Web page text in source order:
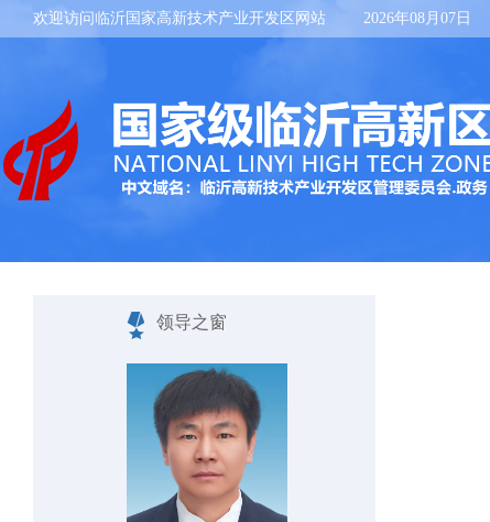
欢迎访问临沂国家高新技术产业开发区网站 2026年08月07日
领导之窗